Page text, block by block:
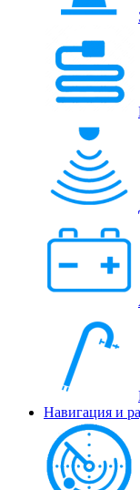
Навигация и